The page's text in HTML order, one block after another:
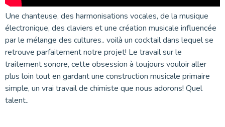
Une chanteuse, des harmonisations vocales, de la musique
électronique, des claviers et une création musicale influencée
par le mélange des cultures.. voilà un cocktail dans lequel se
retrouve parfaitement notre projet! Le travail sur le
traitement sonore, cette obsession à toujours vouloir aller
plus loin tout en gardant une construction musicale primaire
simple, un vrai travail de chimiste que nous adorons! Quel
talent..